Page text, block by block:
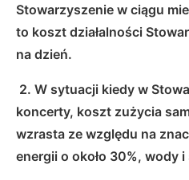
Stowarzyszenie w ciągu
to koszt działalności
na dzień.
2. W sytuacji kiedy w
koncerty, koszt zużycia
wzrasta ze względu na
energii o około 30%, wody